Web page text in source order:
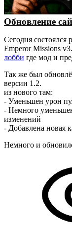
Обновление
Сегодня состоялся
Emperor Missions
лобби где мод и
Так же был
версии 1.2.
из нового там:
- Уменьшен урон
- Немного
изменений
- Добавлена новая
Немного и